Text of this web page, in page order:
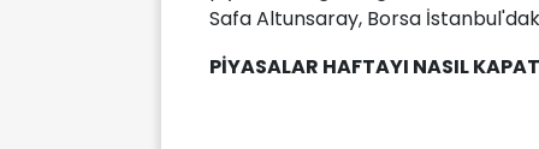
Safa Altunsaray, Borsa
PİYASALAR HAFTAYI NASIL